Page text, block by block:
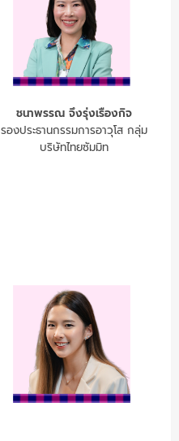
ชนาพรรณ จึงรุ่งเรืองกิจ
รองประธานกรรมการอาวุโส กลุ่ม
บริษัทไทยซัมมิท